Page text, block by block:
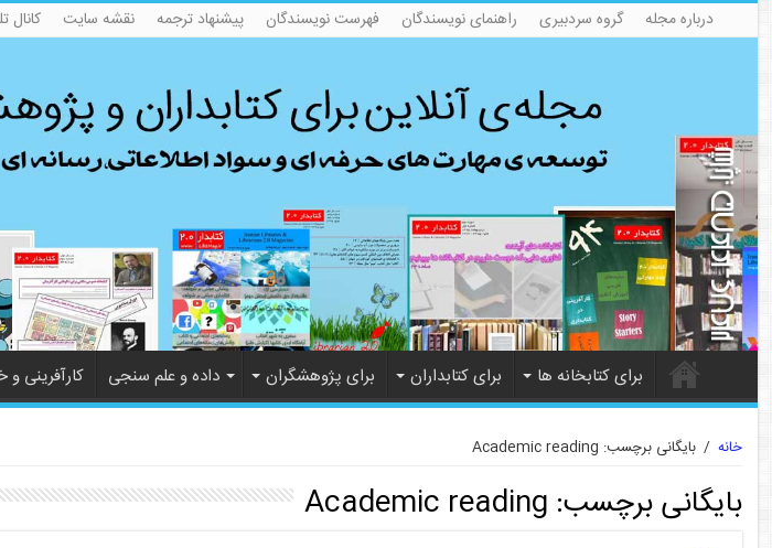
درباره مجله گروه سردبیری راهنمای نویسندگان فهرست نویسندگان پیشنهاد ترجمه نقشه سایت کانال
برای کتابخانه ها برای کتابداران برای پژوهشگران داده و علم سنجی کارآفرینی
خانه / بایگانی برچسب: Academic reading
بایگانی برچسب: Academic reading